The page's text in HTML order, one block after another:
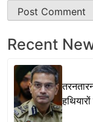
Recent